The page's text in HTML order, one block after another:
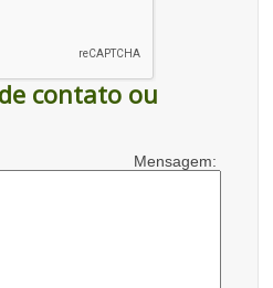
contato ou
Mensagem: